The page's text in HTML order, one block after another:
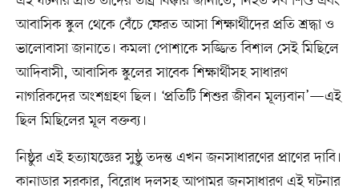
আবাসিক স্কুল থেকে বেঁচে ফেরত আসা শিক্ষার্থীদের প্রতি শ্রদ্ধা ও
ভালোবাসা জানাতে। কমলা পোশাকে সজ্জিত বিশাল সেই মিছিলে
আদিবাসী, আবাসিক স্কুলের সাবেক শিক্ষার্থীসহ সাধারণ
নাগরিকদের অংশগ্রহণ ছিল। ‘প্রতিটি শিশুর জীবন মূল্যবান’—এই
ছিল মিছিলের মূল বক্তব্য।
নিষ্ঠুর এই হত্যাযজ্ঞের সুষ্ঠু তদন্ত এখন জনসাধারণের প্রাণের দাবি।
কানাডার সরকার, বিরোধ দলসহ আপামর জনসাধারণ এই ঘটনার